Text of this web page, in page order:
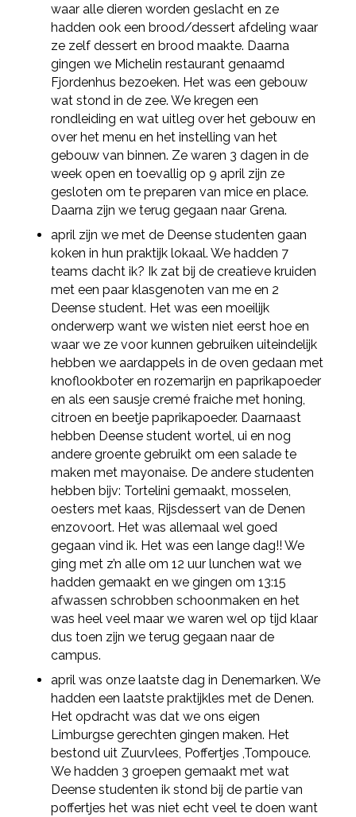
waar alle dieren worden geslacht en ze
hadden ook een brood/dessert afdeling waar
ze zelf dessert en brood maakte. Daarna
gingen we Michelin restaurant genaamd
Fjordenhus bezoeken. Het was een gebouw
wat stond in de zee. We kregen een
rondleiding en wat uitleg over het gebouw en
over het menu en het instelling van het
gebouw van binnen. Ze waren 3 dagen in de
week open en toevallig op 9 april zijn ze
gesloten om te preparen van mice en place.
Daarna zijn we terug gegaan naar Grena.
april zijn we met de Deense studenten gaan
koken in hun praktijk lokaal. We hadden 7
teams dacht ik? Ik zat bij de creatieve kruiden
met een paar klasgenoten van me en 2
Deense student. Het was een moeilijk
onderwerp want we wisten niet eerst hoe en
waar we ze voor kunnen gebruiken uiteindelijk
hebben we aardappels in de oven gedaan met
knoflookboter en rozemarijn en paprikapoeder
en als een sausje cremé fraiche met honing,
citroen en beetje paprikapoeder. Daarnaast
hebben Deense student wortel, ui en nog
andere groente gebruikt om een salade te
maken met mayonaise. De andere studenten
hebben bijv: Tortelini gemaakt, mosselen,
oesters met kaas, Rijsdessert van de Denen
enzovoort. Het was allemaal wel goed
gegaan vind ik. Het was een lange dag!! We
ging met z’n alle om 12 uur lunchen wat we
hadden gemaakt en we gingen om 13:15
afwassen schrobben schoonmaken en het
was heel veel maar we waren wel op tijd klaar
dus toen zijn we terug gegaan naar de
campus.
april was onze laatste dag in Denemarken. We
hadden een laatste praktijkles met de Denen.
Het opdracht was dat we ons eigen
Limburgse gerechten gingen maken. Het
bestond uit Zuurvlees, Poffertjes ,Tompouce.
We hadden 3 groepen gemaakt met wat
Deense studenten ik stond bij de partie van
poffertjes het was niet echt veel te doen want
Deel via Facebook
Deel via Twitter
Deel via LinkedIn